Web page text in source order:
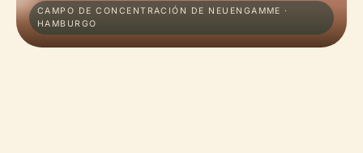
CAMPO DE CONCENTRACIÓN DE NEUENGAMME ·
HAMBURGO